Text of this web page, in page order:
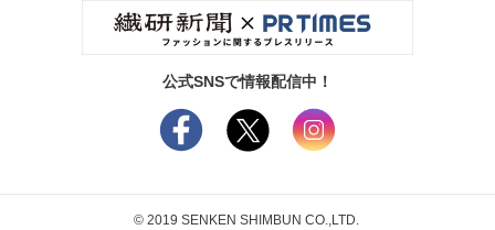
公式SNSで情報配信中！
© 2019 SENKEN SHIMBUN CO.,LTD.